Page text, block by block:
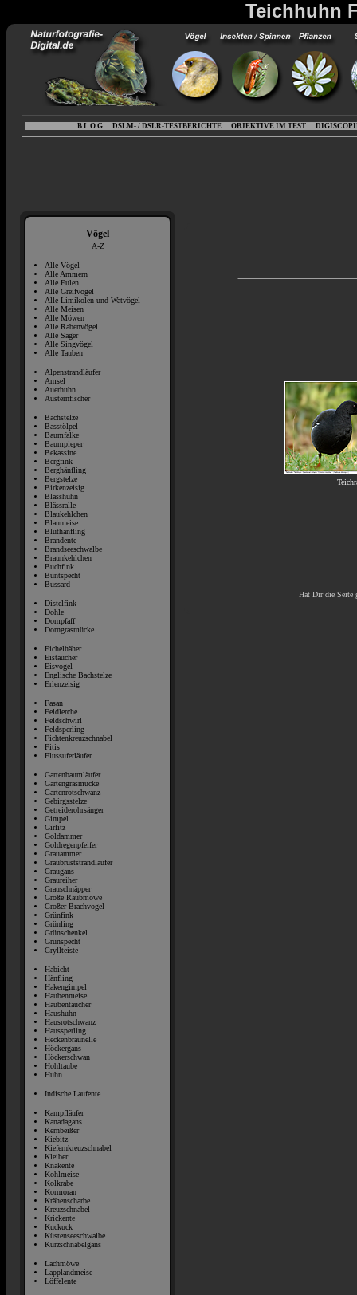
Teichhuhn
B L O G DSLM- / DSLR-TESTBERICHTE OBJEKTIVE IM TEST
Vögel
A-Z
Alle Vögel
Alle Ammern
Alle Eulen
Alle Greifvögel
Alle Limikolen und Watvögel
Alle Meisen
Alle Möwen
Alle Rabenvögel
Alle Säger
Alle Singvögel
Alle Tauben
Alpenstrandläufer
Amsel
Auerhuhn
Austernfischer
Bachstelze
Basstölpel
Baumfalke
Baumpieper
Bekassine
Bergfink
Berghänfling
Bergstelze
Birkenzeisig
Blässhuhn
Blässralle
Blaukehlchen
Blaumeise
Bluthänfling
Brandente
Brandseeschwalbe
Braunkehlchen
Buchfink
Buntspecht
Bussard
Distelfink
Dohle
Dompfaff
Dorngrasmücke
Eichelhäher
Eistaucher
Eisvogel
Englische Bachstelze
Erlenzeisig
Fasan
Feldlerche
Feldschwirl
Feldsperling
Fichtenkreuzschnabel
Fitis
Flussuferläufer
Gartenbaumläufer
Gartengrasmücke
Gartenrotschwanz
Gebirgsstelze
Getreiderohrsänger
Gimpel
Girlitz
Goldammer
Goldregenpfeifer
Grauammer
Graubruststrandläufer
Graugans
Graureiher
Grauschnäpper
Große Raubmöwe
Großer Brachvogel
Grünfink
Grünling
Grünschenkel
Grünspecht
Gryllteiste
Habicht
Hänfling
Hakengimpel
Haubenmeise
Haubentaucher
Haushuhn
Hausrotschwanz
Haussperling
Heckenbraunelle
Höckergans
Höckerschwan
Hohltaube
Huhn
Indische Laufente
Kampfläufer
Kanadagans
Kernbeißer
Kiebitz
Kiefernkreuzschnabel
Kleiber
Knäkente
Kohlmeise
Kolkrabe
Kormoran
Krähenscharbe
Kreuzschnabel
Krickente
Kuckuck
Küstenseeschwalbe
Kurzschnabelgans
Lachmöwe
Lapplandmeise
Löffelente
Hat Dir die Seite